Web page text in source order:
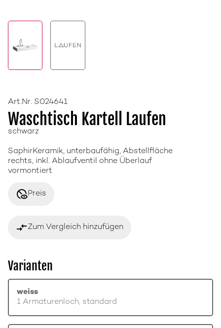
Art.Nr. S024641
Waschtisch Kartell Laufen
schwarz
SaphirKeramik, unterbaufähig, Abstellfläche
rechts, inkl. Ablaufventil ohne Überlauf
vormontiert
disabled_visiblePreis
compare_arrowsZum Vergleich hinzufügen
Varianten
weiss
1 Armaturenloch, standard